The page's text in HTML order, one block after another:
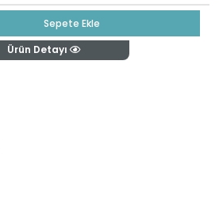
Sepete Ekle
Ürün Detayı